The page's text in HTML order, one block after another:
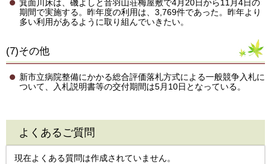
箕面川床は、磯よしと音羽山荘梅屋敷で4月20日から11月4日の
期間で実施する。昨年度の利用は、3,769件であった。昨年より
多い利用があるように取り組んでいきたい。
(7)その他
新市立病院整備にかかる総合評価落札方式による一般競争入札に
ついて、入札説明書等の交付期間は5月10日となっている。
よくあるご質問
現在よくある質問は作成されていません。